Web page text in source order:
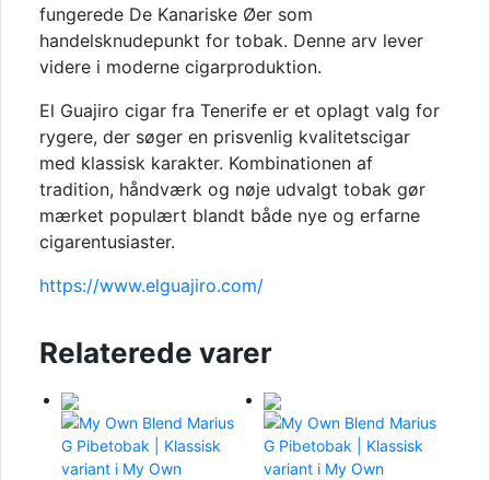
fungerede De Kanariske Øer som
handelsknudepunkt for tobak. Denne arv lever
videre i moderne cigarproduktion.
El Guajiro cigar fra Tenerife er et oplagt valg for
rygere, der søger en prisvenlig kvalitetscigar
med klassisk karakter. Kombinationen af
tradition, håndværk og nøje udvalgt tobak gør
mærket populært blandt både nye og erfarne
cigarentusiaster.
https://www.elguajiro.com/
Relaterede varer